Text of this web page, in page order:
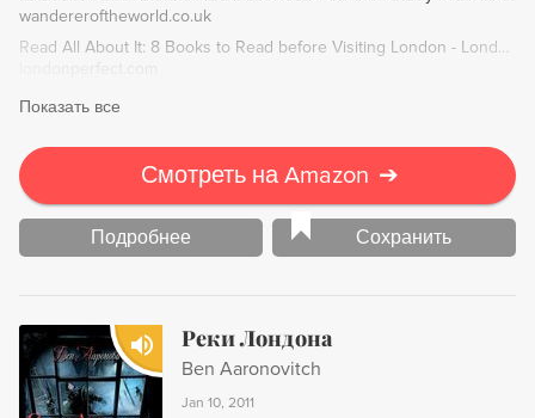
wandereroftheworld.co.uk
Read All About It: 8 Books to Read before Visiting London - London Perfect
Показать все
Смотреть на Amazon ➔
Подробнее Сохранить
Реки Лондона
Ben Aaronovitch
Jan 10, 2011